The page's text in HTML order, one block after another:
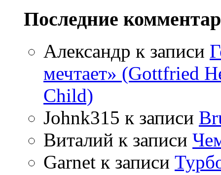
Последние
Александр к записи
мечтает» (Gottfried
Child)
Johnk315 к записи
Виталий к записи
Garnet к записи